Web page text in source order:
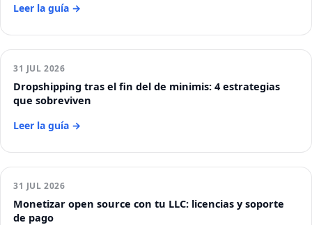
Leer la guía →
31 JUL 2026
Dropshipping tras el fin del de minimis: 4 estrategias
que sobreviven
Leer la guía →
31 JUL 2026
Monetizar open source con tu LLC: licencias y soporte
de pago